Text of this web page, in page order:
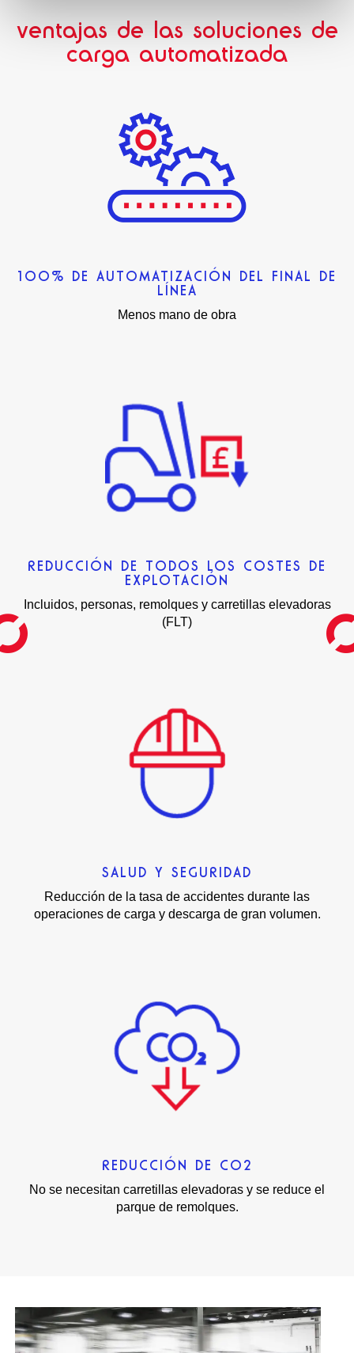
ventajas de las soluciones de
carga automatizada
100% DE AUTOMATIZACIÓN DEL FINAL DE
LÍNEA
Menos mano de obra
REDUCCIÓN DE TODOS LOS COSTES DE
EXPLOTACIÓN
Incluidos, personas, remolques y carretillas elevadoras
(FLT)
SALUD Y SEGURIDAD
Reducción de la tasa de accidentes durante las
operaciones de carga y descarga de gran volumen.
REDUCCIÓN DE CO2
No se necesitan carretillas elevadoras y se reduce el
parque de remolques.